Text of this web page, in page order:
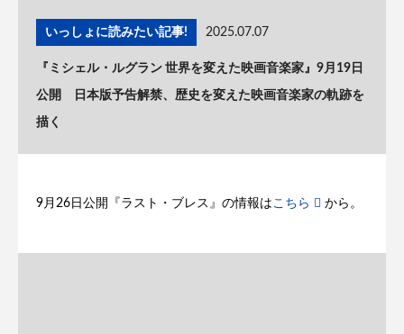
いっしょに読みたい記事! 2025.07.07
『ミシェル・ルグラン 世界を変えた映画音楽家』9月19日
公開 日本版予告解禁、歴史を変えた映画音楽家の軌跡を
描く
9月26日公開『ラスト・ブレス』の情報は こちら から。